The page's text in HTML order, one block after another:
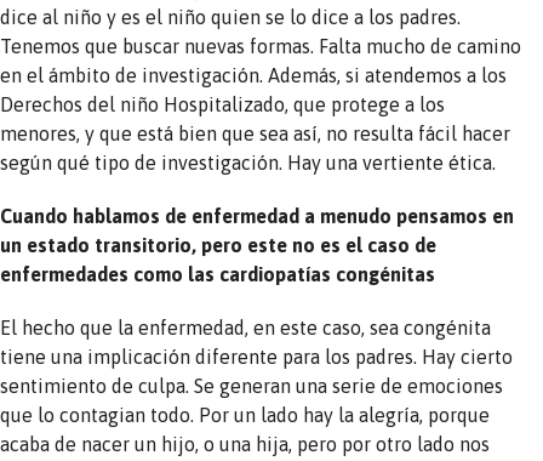
dice al niño y es el niño quien se lo dice a los padres.
Tenemos que buscar nuevas formas. Falta mucho de camino
en el ámbito de investigación. Además, si atendemos a los
Derechos del niño Hospitalizado, que protege a los
menores, y que está bien que sea así, no resulta fácil hacer
según qué tipo de investigación. Hay una vertiente ética.
Cuando hablamos de enfermedad a menudo pensamos en
un estado transitorio, pero este no es el caso de
enfermedades como las cardiopatías congénitas
El hecho que la enfermedad, en este caso, sea congénita
tiene una implicación diferente para los padres. Hay cierto
sentimiento de culpa. Se generan una serie de emociones
que lo contagian todo. Por un lado hay la alegría, porque
acaba de nacer un hijo, o una hija, pero por otro lado nos